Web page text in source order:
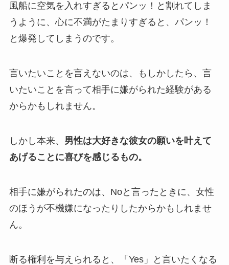
風船に空気を入れすぎるとパンッ！と割れてしま
うように、心に不満がたまりすぎると、パンッ！
と爆発してしまうのです。
言いたいことを言えないのは、もしかしたら、言
いたいことを言って相手に嫌がられた経験がある
からかもしれません。
しかし本来、 男性は大好きな彼女の願いを叶えて
あげることに喜びを感じるもの。
相手に嫌がられたのは、Noと言ったときに、女性
のほうが不機嫌になったりしたからかもしれませ
ん。
断る権利を与えられると、「Yes」と言いたくなる